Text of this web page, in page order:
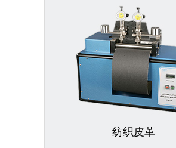
纺织皮革